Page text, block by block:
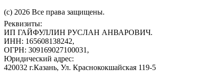
(c) 2026 Все права защищены.
Реквизиты:
ИП ГАЙФУЛЛИН РУСЛАН АНВАРОВИЧ.
ИНН: 165608138242,
ОГРН: 309169027100031,
Юридический адрес:
420032 г.Казань, Ул. Краснококшайская 119-5